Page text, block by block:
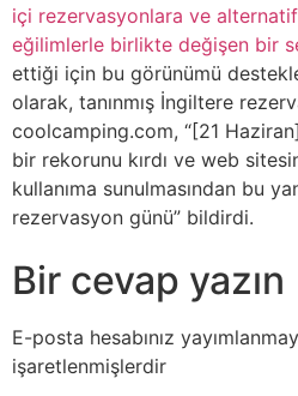
içi rezervasyonlara ve
eğilimlerle birlikte değişen bir
ettiği için bu görünümü
olarak, tanınmış İngiltere
coolcamping.com, “[21
bir rekorunu kırdı ve web
kullanıma sunulmasından bu
rezervasyon günü” bildirdi.
Bir cevap yazın
E-posta hesabınız
işaretlenmişlerdir